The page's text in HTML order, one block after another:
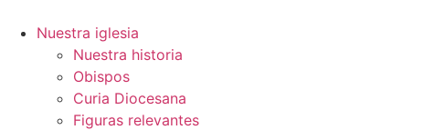
contenido
Nuestra iglesia
Nuestra historia
Obispos
Curia Diocesana
Figuras relevantes